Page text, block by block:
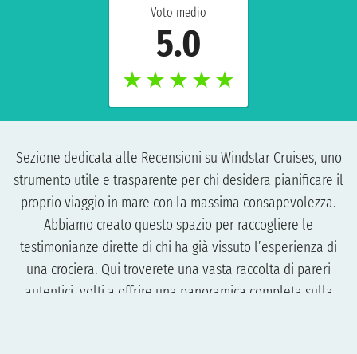
Voto medio
5.0
★ ★ ★ ★ ★
Sezione dedicata alle Recensioni su Windstar Cruises, uno
strumento utile e trasparente per chi desidera pianificare il
proprio viaggio in mare con la massima consapevolezza.
Abbiamo creato questo spazio per raccogliere le
testimonianze dirette di chi ha già vissuto l’esperienza di
una crociera. Qui troverete una vasta raccolta di pareri
autentici, volti a offrire una panoramica completa sulla